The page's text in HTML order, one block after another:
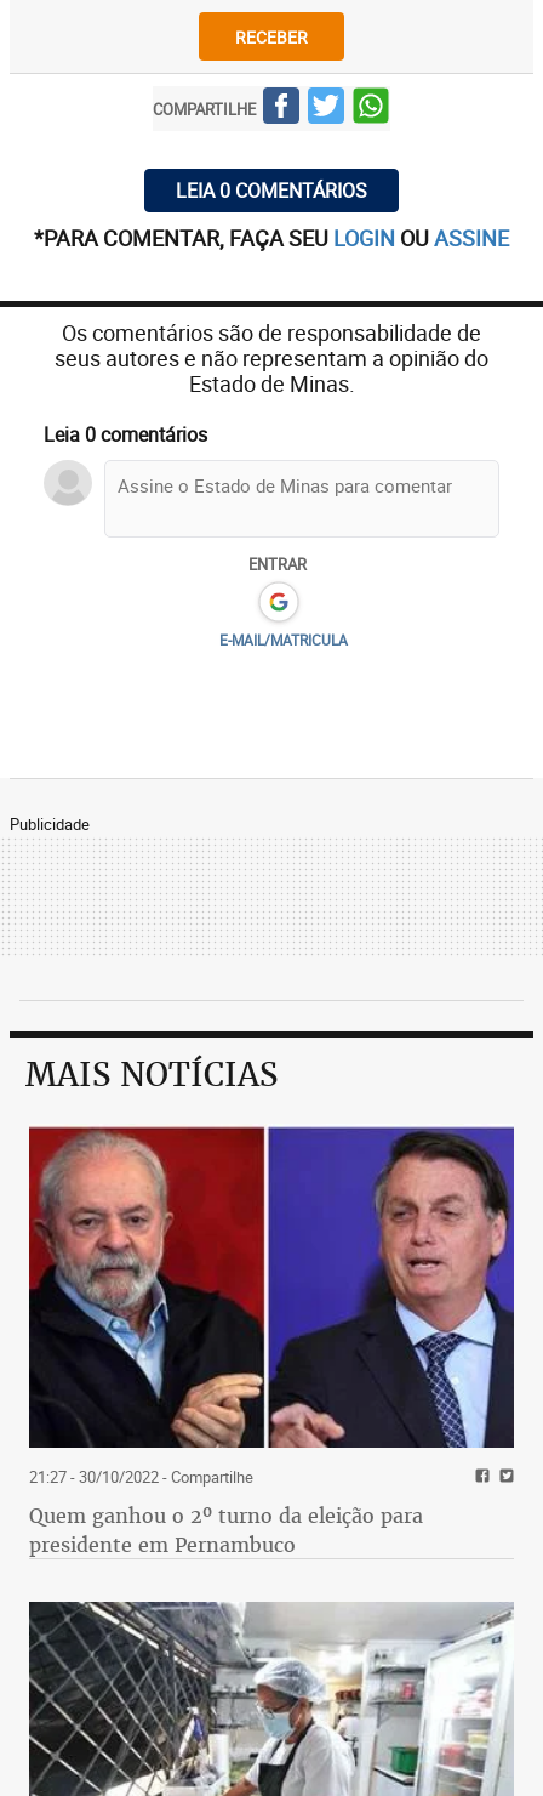
RECEBER
COMPARTILHE
LEIA 0 COMENTÁRIOS
*PARA COMENTAR, FAÇA SEU LOGIN OUASSINE
Os comentários são de responsabilidade de
seus autores e não representam a opinião do
Estado de Minas.
Leia 0 comentários
ENTRAR
E-MAIL/MATRICULA
Publicidade
MAIS NOTÍCIAS
21:27 - 30/10/2022- Compartilhe
Quem ganhou o 2º turno da eleição para
presidente em Pernambuco